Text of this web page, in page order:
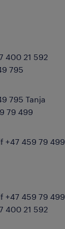
400 21 592
795
795 Tanja
79 499
+47 459 79 499
+47 459 79 499
400 21 592